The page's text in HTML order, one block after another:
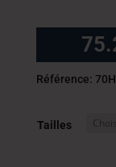
Référence:
Tailles